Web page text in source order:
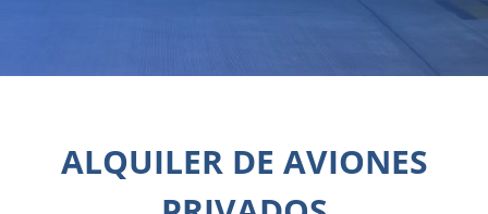
ALQUILER DE AVIONES